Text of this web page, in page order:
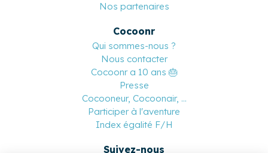
Nos partenaires
Cocoonr
Qui sommes-nous ?
Nous contacter
Cocoonr a 10 ans 🎂
Presse
Cocooneur, Cocoonair, ...
Participer à l'aventure
Index égalité F/H
Suivez-nous